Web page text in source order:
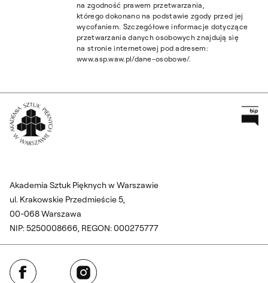
na zgodność prawem przetwarzania,
którego dokonano na podstawie zgody przed jej
wycofaniem. Szczegółowe informacje dotyczące
przetwarzania danych osobowych znajdują się
na stronie internetowej pod adresem:
www.asp.waw.pl/dane-osobowe/.
Akademia Sztuk Pięknych w Warszawie
ul. Krakowskie Przedmieście 5,
00-068 Warszawa
NIP: 5250008666, REGON: 000275777
Facebook Instagram